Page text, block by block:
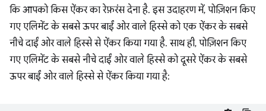
कि आपको किस ऐंकर का रेफ़रंस देना है. इस उदाहरण में, पोज़िशन किए
गए एलिमेंट के सबसे ऊपर बाईं ओर वाले हिस्से को एक ऐंकर के सबसे
नीचे दाईं ओर वाले हिस्से से ऐंकर किया गया है. साथ ही, पोज़िशन किए
गए एलिमेंट के सबसे नीचे दाईं ओर वाले हिस्से को दूसरे ऐंकर के सबसे
ऊपर बाईं ओर वाले हिस्से से ऐंकर किया गया है: